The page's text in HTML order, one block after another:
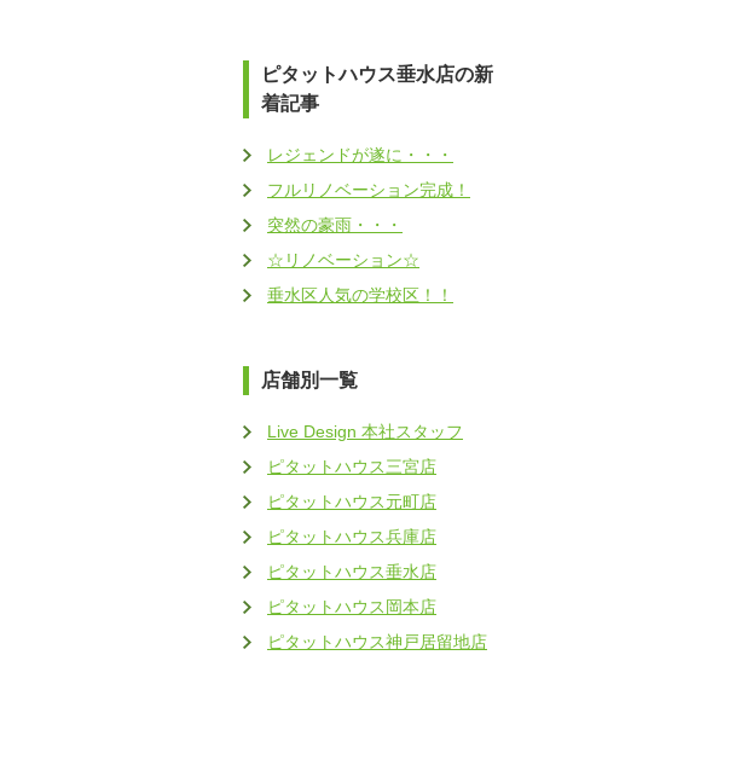
ピタットハウス垂水店の新
着記事
レジェンドが遂に・・・
フルリノベーション完成！
突然の豪雨・・・
☆リノベーション☆
垂水区人気の学校区！！
店舗別一覧
Live Design 本社スタッフ
ピタットハウス三宮店
ピタットハウス元町店
ピタットハウス兵庫店
ピタットハウス垂水店
ピタットハウス岡本店
ピタットハウス神戸居留地店